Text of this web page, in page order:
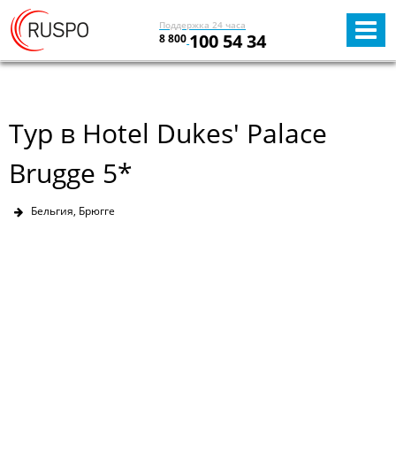
Поддержка 24 часа
8 800 100 54 34
Тур в Hotel Dukes' Palace
Brugge 5*
Бельгия, Брюгге